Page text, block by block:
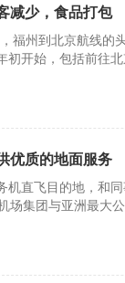
减少，食品打包
福州到北京航线的
开始，包括前往
优质的地面服务
直飞目的地，和
场集团与亚洲最大